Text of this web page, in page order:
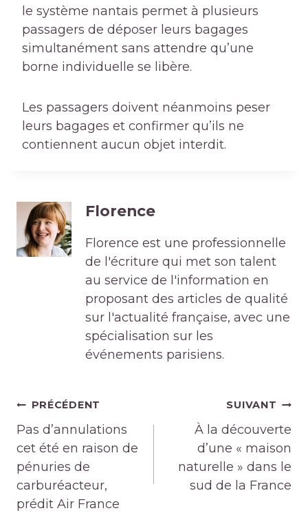
le système nantais permet à plusieurs
passagers de déposer leurs bagages
simultanément sans attendre qu’une
borne individuelle se libère.
Les passagers doivent néanmoins peser
leurs bagages et confirmer qu’ils ne
contiennent aucun objet interdit.
Florence
Florence est une professionnelle
de l'écriture qui met son talent
au service de l'information en
proposant des articles de qualité
sur l'actualité française, avec une
spécialisation sur les
événements parisiens.
Navigation
de
l’article
PRÉCÉDENT
Pas d’annulations
cet été en raison de
pénuries de
carburéacteur,
prédit Air France
SUIVANT
À la découverte
d’une « maison
naturelle » dans le
sud de la France